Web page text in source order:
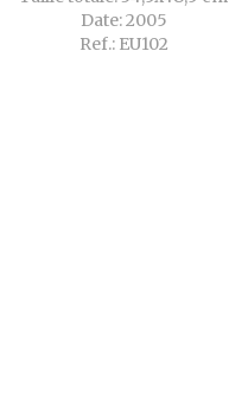
Date: 2005
Ref.: EU102